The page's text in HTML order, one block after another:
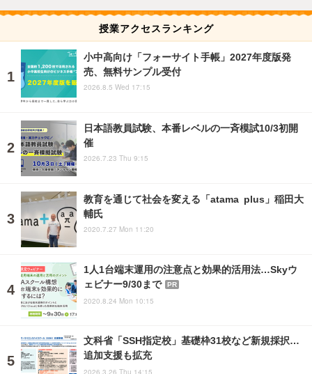
授業アクセスランキング
小中高向け「フォーサイト手帳」2027年度版発
売、無料サンプル受付
2026.8.5 Wed 17:15
日本語教員試験、本番レベルの一斉模試10/3初開
催
2026.7.23 Thu 9:15
教育を通じて社会を変える「atama plus」稲田大
輔氏
2020.7.27 Mon 11:20
1人1台端末運用の注意点と効果的活用法…Skyウ
ェビナー9/30まで
PR
2020.8.24 Mon 10:15
文科省「SSH指定校」基礎枠31校など新規採択…
追加支援も拡充
2026.3.26 Thu 14:15